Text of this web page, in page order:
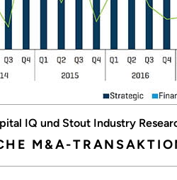
IQ und Stout Industry
M&A-